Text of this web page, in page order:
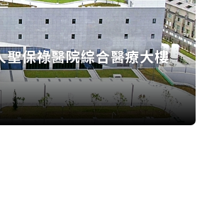
保祿醫院綜合醫療大樓